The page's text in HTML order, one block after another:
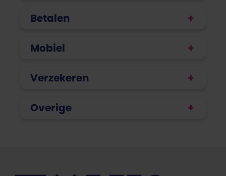
Betalen
Mobiel
Verzekeren
Overige